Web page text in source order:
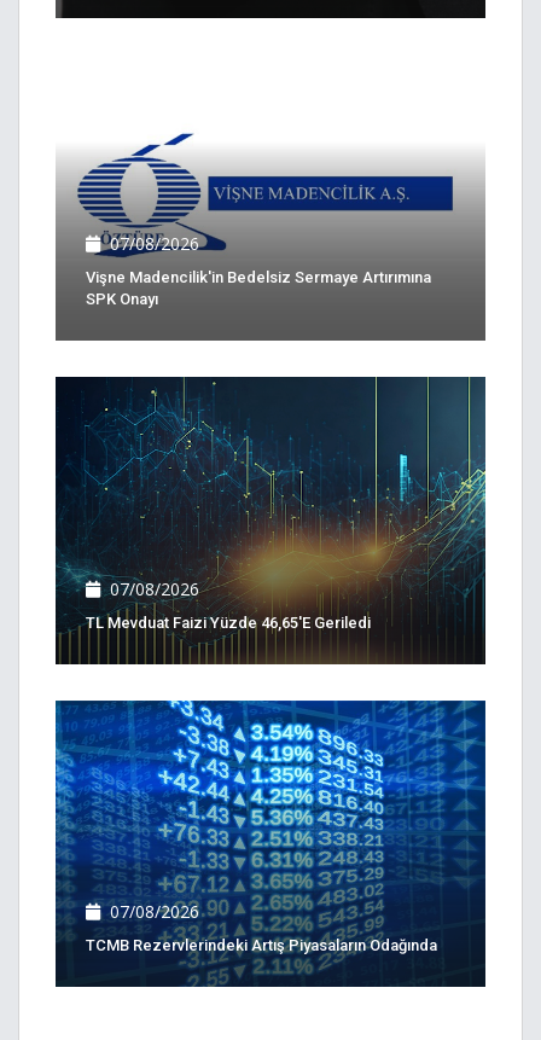
07/08/2026
Vişne Madencilik'in Bedelsiz Sermaye Artırımına
SPK Onayı
07/08/2026
TL Mevduat Faizi Yüzde 46,65'e Geriledi
07/08/2026
TCMB Rezervlerindeki Artış Piyasaların Odağında